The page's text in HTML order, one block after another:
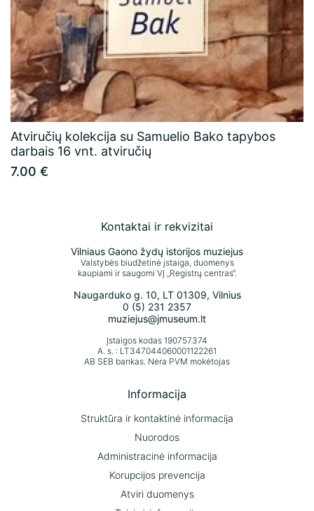
Atviručių kolekcija su Samuelio Bako tapybos
darbais 16 vnt. atviručių
7.00 €
Kontaktai ir rekvizitai
Vilniaus Gaono žydų istorijos muziejus
Valstybės biudžetinė įstaiga, duomenys
kaupiami ir saugomi VĮ „Registrų centras“.
Naugarduko g. 10, LT 01309, Vilnius
0 (5) 231 2357
muziejus@jmuseum.lt
Įstaigos kodas 190757374
A. s. : LT347044060001122261
AB SEB bankas. Nėra PVM mokėtojas
Informacija
Struktūra ir kontaktinė informacija
Nuorodos
Administracinė informacija
Korupcijos prevencija
Atviri duomenys